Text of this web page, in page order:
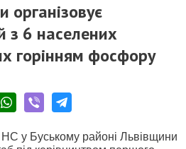
організовує
з 6 населених
горінням фосфору
НС у Буському районі Львівщини